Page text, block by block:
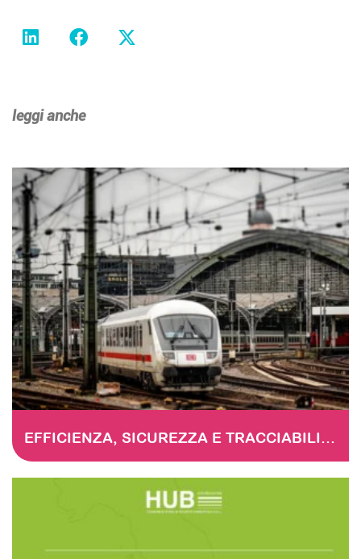
leggi anche
EFFICIENZA, SICUREZZA E TRACCIABILITÀ NELLA MANUTENZIONE FERROVIARIA LA DIGITALIZZAZIONE DELLE CHECKLIST